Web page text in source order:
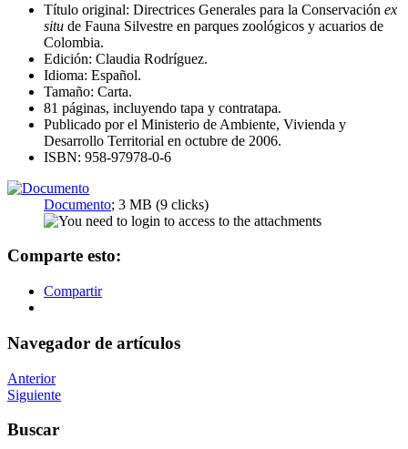
Título original: Directrices Generales para la Conservación ex
situ de Fauna Silvestre en parques zoológicos y acuarios de
Colombia.
Edición: Claudia Rodríguez.
Idioma: Español.
Tamaño: Carta.
81 páginas, incluyendo tapa y contratapa.
Publicado por el Ministerio de Ambiente, Vivienda y
Desarrollo Territorial en octubre de 2006.
ISBN: 958-97978-0-6
Documento; 3 MB (9 clicks)
Comparte esto:
Compartir
Navegador de artículos
Anterior
Siguiente
Buscar